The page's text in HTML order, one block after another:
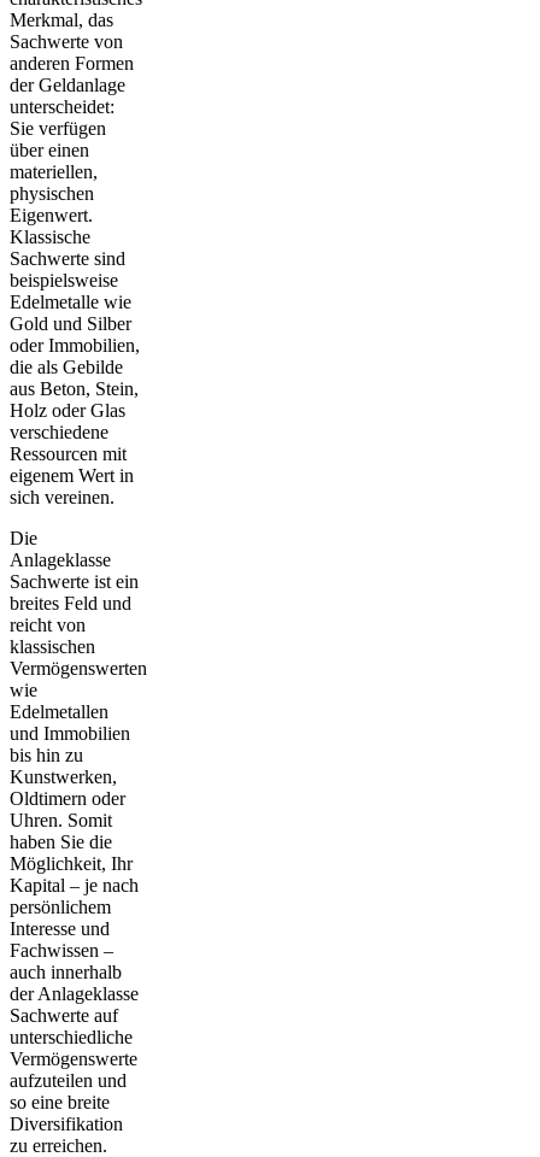
Merkmal, das
Sachwerte von
anderen Formen
der Geldanlage
unterscheidet:
Sie verfügen
über einen
materiellen,
physischen
Eigenwert.
Klassische
Sachwerte sind
beispielsweise
Edelmetalle wie
Gold und Silber
oder Immobilien,
die als Gebilde
aus Beton, Stein,
Holz oder Glas
verschiedene
Ressourcen mit
eigenem Wert in
sich vereinen.
Die
Anlageklasse
Sachwerte ist ein
breites Feld und
reicht von
klassischen
Vermögenswerten
wie
Edelmetallen
und Immobilien
bis hin zu
Kunstwerken,
Oldtimern oder
Uhren. Somit
haben Sie die
Möglichkeit, Ihr
Kapital – je nach
persönlichem
Interesse und
Fachwissen –
auch innerhalb
der Anlageklasse
Sachwerte auf
unterschiedliche
Vermögenswerte
aufzuteilen und
so eine breite
Diversifikation
zu erreichen.